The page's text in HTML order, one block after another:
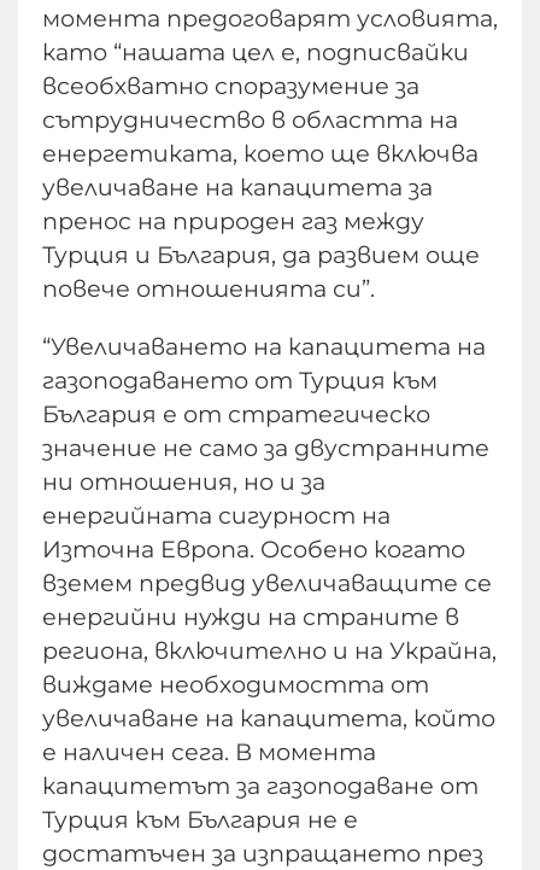
момента предоговарят условията,
като “нашата цел е, подписвайки
всеобхватно споразумение за
сътрудничество в областта на
енергетиката, което ще включва
увеличаване на капацитета за
пренос на природен газ между
Турция и България, да развием още
повече отношенията си”.
“Увеличаването на капацитета на
газоподаването от Турция към
България е от стратегическо
значение не само за двустранните
ни отношения, но и за
енергийната сигурност на
Източна Европа. Особено когато
вземем предвид увеличаващите се
енергийни нужди на страните в
региона, включително и на Украйна,
виждаме необходимостта от
увеличаване на капацитета, който
е наличен сега. В момента
капацитетът за газоподаване от
Турция към България не е
достатъчен за изпращането през